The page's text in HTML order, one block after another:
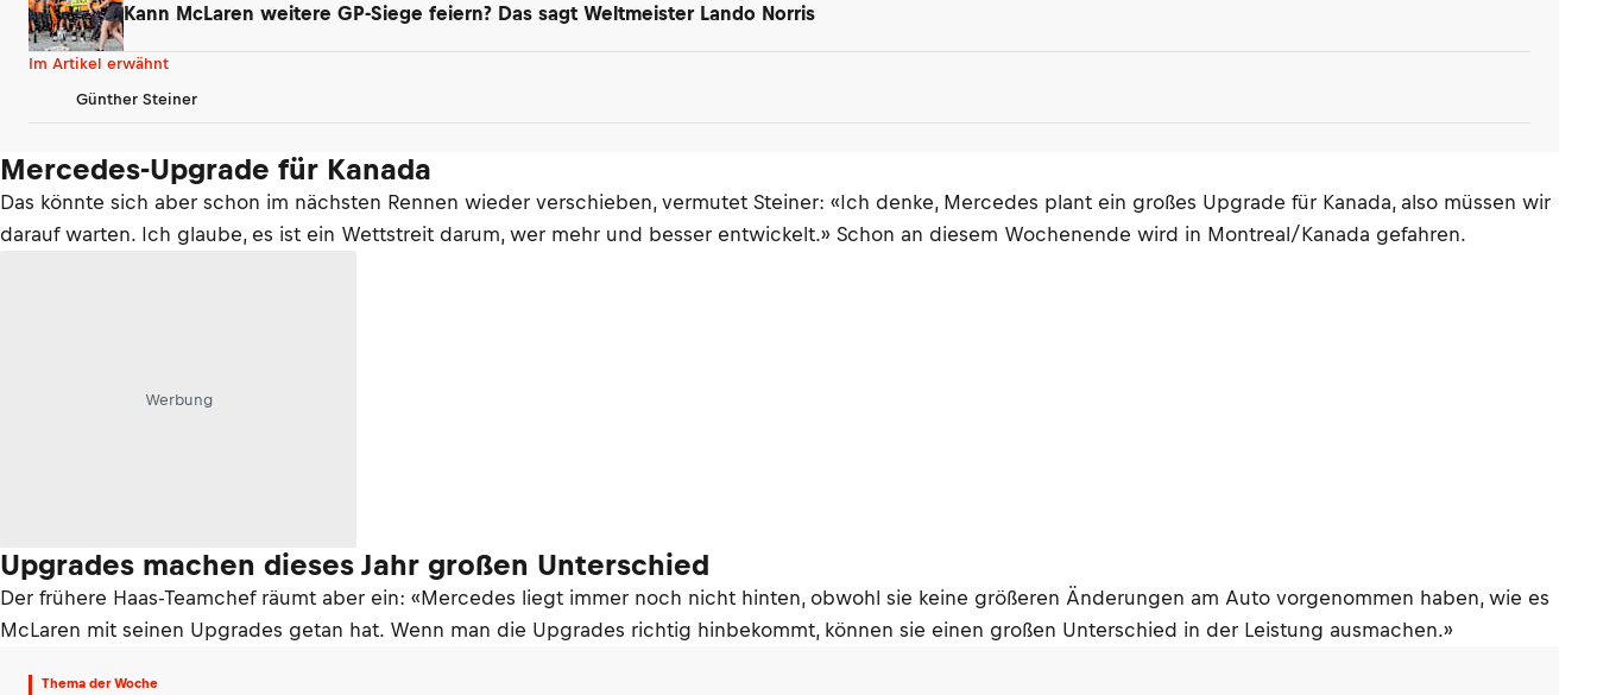
Kann McLaren weitere GP-Siege feiern? Das sagt Weltmeister Lando Norris
Im Artikel erwähnt
Günther Steiner
Mercedes-Upgrade für Kanada
Das könnte sich aber schon im nächsten Rennen wieder verschieben, vermutet Steiner: «Ich denke, Mercedes plant ein großes Upgrade für Kanada, also müssen wir
darauf warten. Ich glaube, es ist ein Wettstreit darum, wer mehr und besser entwickelt.» Schon an diesem Wochenende wird in Montreal/Kanada gefahren.
Werbung
Upgrades machen dieses Jahr großen Unterschied
Der frühere Haas-Teamchef räumt aber ein: «Mercedes liegt immer noch nicht hinten, obwohl sie keine größeren Änderungen am Auto vorgenommen haben, wie es
McLaren mit seinen Upgrades getan hat. Wenn man die Upgrades richtig hinbekommt, können sie einen großen Unterschied in der Leistung ausmachen.»
Thema der Woche